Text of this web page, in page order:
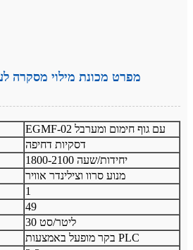
מפרט מכונת מילוי מסקרה
EGMF-02 עם גוף חימום ומערבל
דסקיות דחיפה
1800-2100 יחידות/שעה
מנוע סרוו וצילינדר אוויר
1
49
30 ליטר/סט
בקר מופעל באמצעות PLC